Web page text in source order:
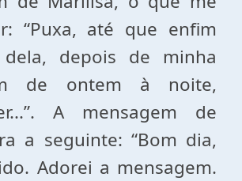
“Puxa, até que enfim
depois de minha
de ontem à noite,
A mensagem de
a seguinte: “Bom dia,
Adorei a mensagem.